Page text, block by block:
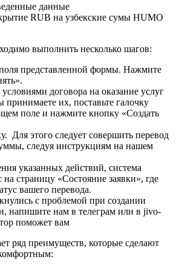
данные
RUB на узбекские сумы HUMO
выполнить несколько шагов:
представленной формы. Нажмите
условиями договора на оказание услуг
принимаете их, поставьте галочку
поле и нажмите кнопку «Создать
Для этого следует совершить перевод
следуя инструкциям на нашем
указанных действий, система
на страницу «Состояние заявки», где
вашего перевода.
с проблемой при создании
напишите нам в телеграм или в jivo-
поможет вам
ряд преимуществ, которые сделают